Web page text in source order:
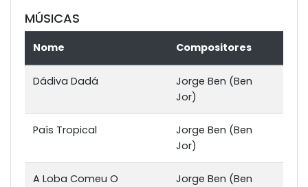
MÚSICAS
Nome Compositores
Dádiva Dadá
Jorge Ben (Ben
Jor)
País Tropical
Jorge Ben (Ben
Jor)
A Loba Comeu O
Jorge Ben (Ben